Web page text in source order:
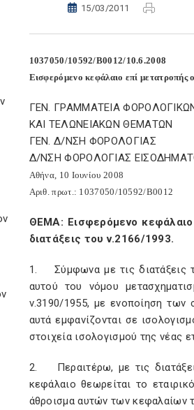
15/03/2011
1037050/10592/Β0012/10.6.2008
Εισφερόμενο κεφάλαιο επί μετατροπής
ΓΕΝ. ΓΡΑΜΜΑΤΕΙΑ
ΚΑΙ ΤΕΛΩΝΕΙΑΚΩΝ ΘΕΜΑΤΩΝ
ΓΕΝ. Δ/ΝΣΗ ΦΟΡΟΛΟΓΙΑΣ
Δ/ΝΣΗ ΦΟΡΟΛΟΓΙΑΣ
Αθήνα, 10 Ιουνίου 2008
Αριθ. πρωτ.: 1037050/10592/Β0012
ΘΕΜΑ: Εισφερόμενο
διατάξεις του ν.2166/1993.
1. Σύμφωνα με τις διατάξεις
αυτού του νόμου
ν.3190/1955, με ενοποίηση των
αυτά εμφανίζονται σε
στοιχεία ισολογισμού της νέας
2. Περαιτέρω, με τις
κεφάλαιο θεωρείται το
άθροισμα αυτών των κεφαλαίων